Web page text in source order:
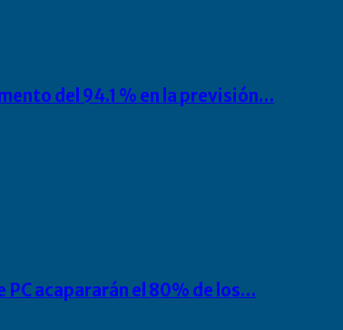
del 94.1 % en la previsión…
PC acapararán el 80% de los…